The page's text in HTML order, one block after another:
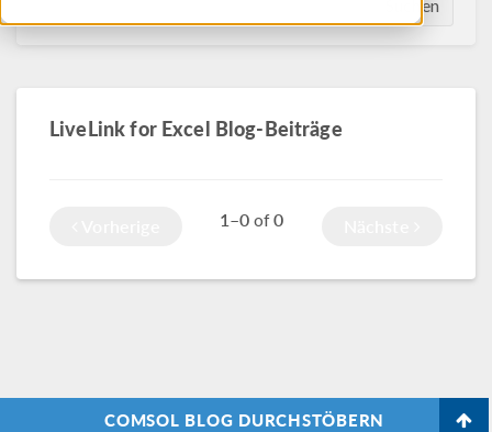
Suchen
LiveLink for Excel Blog-Beiträge
1–0 of0
COMSOL BLOG DURCHSTÖBERN